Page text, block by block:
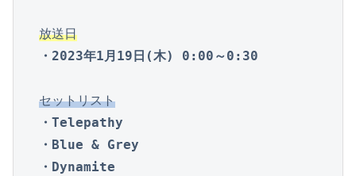
放送日
・2023年1月19日(木) 0:00～0:30
セットリスト
・Telepathy
・Blue & Grey
・Dynamite